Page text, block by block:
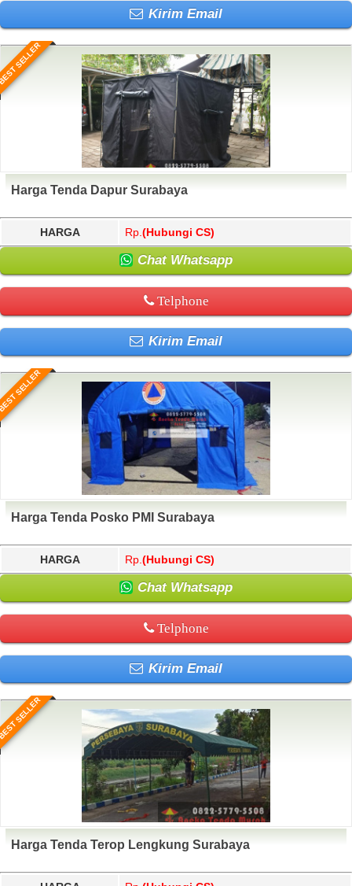
Kirim Email
SELLER
Harga Tenda Dapur Surabaya
HARGA Rp. (Hubungi CS)
Chat Whatsapp
Telphone
Kirim Email
SELLER
Harga Tenda Posko PMI Surabaya
HARGA Rp. (Hubungi CS)
Chat Whatsapp
Telphone
Kirim Email
SELLER
Harga Tenda Terop Lengkung Surabaya